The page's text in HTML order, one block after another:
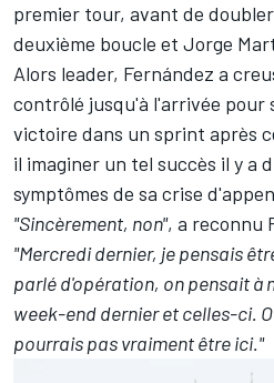
premier tour, avant de doubler
deuxième boucle et Jorge
Alors leader, Fernández a
contrôlé jusqu'à l'arrivée pour
victoire dans un sprint après
il imaginer un tel succès il y a
symptômes de sa crise
"Sincèrement, non", a reconnu
"Mercredi dernier, je pensais
parlé d'opération, on pensait à
week-end dernier et celles-ci.
pourrais pas vraiment être ici."